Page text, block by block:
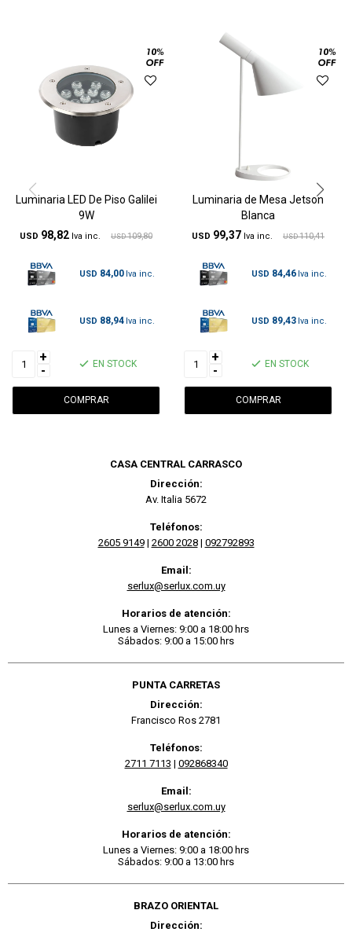
Luminaria LED De Piso Galilei
9W
USD 98,82 USD 109,80
USD 84,00
USD 88,94
+
-
EN STOCK
Luminaria de Mesa Jetson
Blanca
USD 99,37 USD 110,41
USD 84,46
USD 89,43
+
-
EN STOCK
CASA CENTRAL CARRASCO
Dirección:
Av. Italia 5672
Teléfonos:
2605 9149| 2600 2028| 092792893
Email:
serlux@serlux.com.uy
Horarios de atención:
Lunes a Viernes: 9:00 a 18:00 hrs
Sábados: 9:00 a 15:00 hrs
PUNTA CARRETAS
Dirección:
Francisco Ros 2781
Teléfonos:
2711 7113 | 092868340
Email:
serlux@serlux.com.uy
Horarios de atención:
Lunes a Viernes: 9:00 a 18:00 hrs
Sábados: 9:00 a 13:00 hrs
BRAZO ORIENTAL
Dirección: